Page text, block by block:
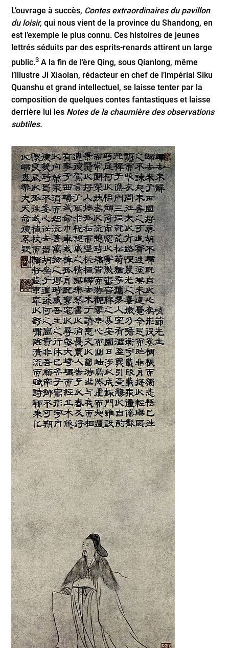
L’ouvrage à succès, Contes extraordinaires du pavillon
du loisir, qui nous vient de la province du Shandong, en
est l’exemple le plus connu. Ces histoires de jeunes
lettrés séduits par des esprits-renards attirent un large
public.3 A la fin de l’ère Qing, sous Qianlong, même
l’illustre Ji Xiaolan, rédacteur en chef de l’impérial Siku
Quanshu et grand intellectuel, se laisse tenter par la
composition de quelques contes fantastiques et laisse
derrière lui les Notes de la chaumière des observations
subtiles.